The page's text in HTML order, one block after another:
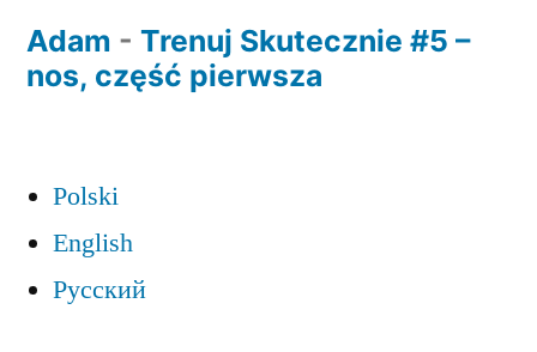
Adam - Trenuj Skutecznie #5 –
nos, część pierwsza
Polski
English
Русский